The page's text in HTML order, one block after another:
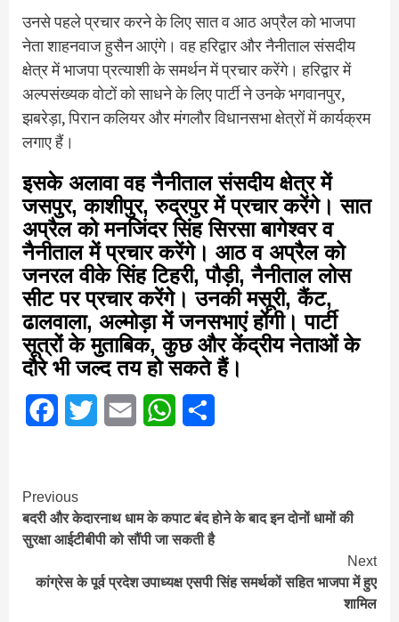
उनसे पहले प्रचार करने के लिए सात व आठ अप्रैल को भाजपा
नेता शाहनवाज हुसैन आएंगे। वह हरिद्वार और नैनीताल संसदीय
क्षेत्र में भाजपा प्रत्याशी के समर्थन में प्रचार करेंगे। हरिद्वार में
अल्पसंख्यक वोटों को साधने के लिए पार्टी ने उनके भगवानपुर,
झबरेड़ा, पिरान कलियर और मंगलौर विधानसभा क्षेत्रों में कार्यक्रम
लगाए हैं।
इसके अलावा वह नैनीताल संसदीय क्षेत्र में
जसपुर, काशीपुर, रुद्रपुर में प्रचार करेंगे। सात
अप्रैल को मनजिंदर सिंह सिरसा बागेश्वर व
नैनीताल में प्रचार करेंगे। आठ व अप्रैल को
जनरल वीके सिंह टिहरी, पौड़ी, नैनीताल लोस
सीट पर प्रचार करेंगे। उनकी मसूरी, कैंट,
ढालवाला, अल्मोड़ा में जनसभाएं होंगी। पार्टी
सूत्रों के मुताबिक, कुछ और केंद्रीय नेताओं के
दौरे भी जल्द तय हो सकते हैं।
FacebookTwitter Email WhatsApp
Continue
Reading
Previous
बदरी और केदारनाथ धाम के कपाट बंद होने के बाद इन दोनों धामों की
सुरक्षा आईटीबीपी को सौंपी जा सकती है
Next
कांग्रेस के पूर्व प्रदेश उपाध्यक्ष एसपी सिंह समर्थकों सहित भाजपा में हुए
शामिल